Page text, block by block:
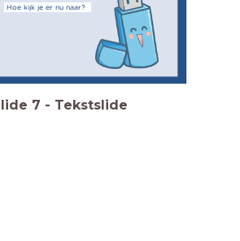
Hoe kijk je er nu naar?
7 - Tekstslide